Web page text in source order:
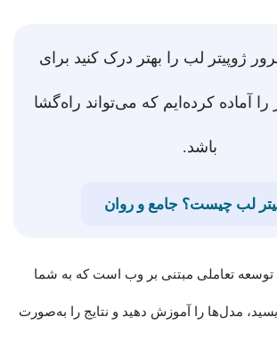
ژوپیتر لب را بهتر درک کنید برای
را آماده کرده‌ایم که می‌تواند راه‌گشا
باشد.
لب چیست؟ جامع و روان
تعاملی مبتنی بر وب است که به شما
مدل‌ها را آموزش دهید و نتایج را به‌صورت